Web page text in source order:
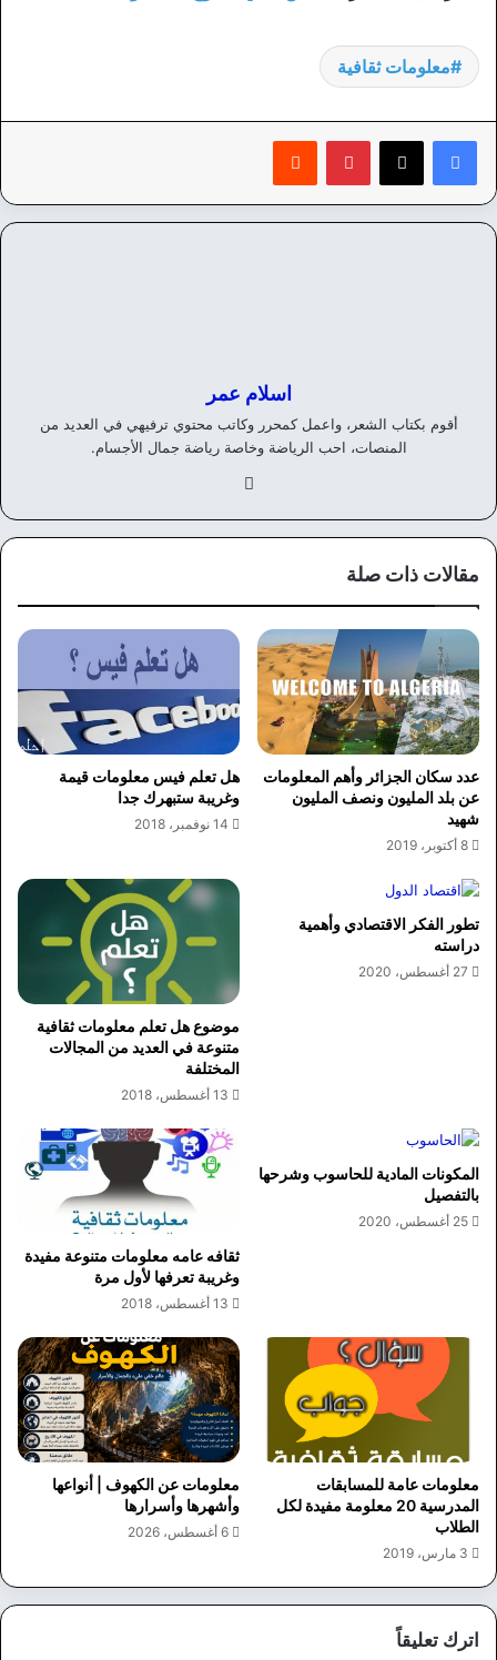
معلومات ثقافية
بينتيريست
اسلام عمر
أقوم بكتاب الشعر، واعمل كمحرر وكاتب محتوي ترفيهي في العديد من
المنصات، احب الرياضة وخاصة رياضة جمال الأجسام.
وك
مقالات ذات صلة
عدد سكان الجزائر وأهم المعلومات
عن بلد المليون ونصف المليون
شهيد
8 أكتوبر، 2019
هل تعلم فيس معلومات قيمة
وغريبة ستبهرك جدا
14 نوفمبر، 2018
تطور الفكر الاقتصادي وأهمية
دراسته
27 أغسطس، 2020
موضوع هل تعلم معلومات ثقافية
متنوعة في العديد من المجالات
المختلفة
13 أغسطس، 2018
المكونات المادية للحاسوب وشرحها
بالتفصيل
25 أغسطس، 2020
ثقافه عامه معلومات متنوعة مفيدة
وغريبة تعرفها لأول مرة
13 أغسطس، 2018
معلومات عامة للمسابقات
المدرسية 20 معلومة مفيدة لكل
الطلاب
3 مارس، 2019
معلومات عن الكهوف | أنواعها
وأشهرها وأسرارها
6 أغسطس، 2026
اترك تعليقاً